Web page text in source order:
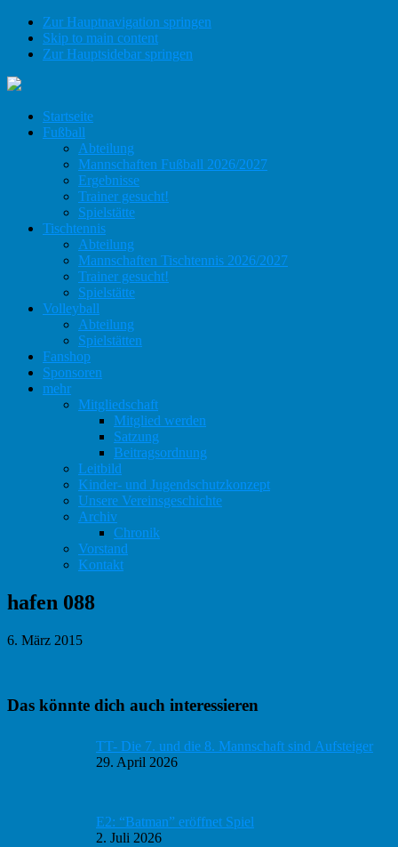
Zur Hauptnavigation springen
Skip to main content
Zur Hauptsidebar springen
Startseite
Fußball
Abteilung
Mannschaften Fußball 2026/2027
Ergebnisse
Trainer gesucht!
Spielstätte
Tischtennis
Abteilung
Mannschaften Tischtennis 2026/2027
Trainer gesucht!
Spielstätte
Volleyball
Abteilung
Spielstätten
Fanshop
Sponsoren
mehr
Mitgliedschaft
Mitglied werden
Satzung
Beitragsordnung
Leitbild
Kinder- und Jugendschutzkonzept
Unsere Vereinsgeschichte
Archiv
Chronik
Vorstand
Kontakt
hafen 088
6. März 2015
Haupt-
Das könnte dich auch interessieren
TT- Die 7. und die 8. Mannschaft sind Aufsteiger
29. April 2026
E2: “Batman” eröffnet Spiel
2. Juli 2026